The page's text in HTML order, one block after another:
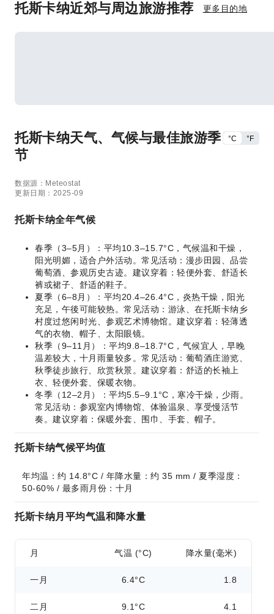
托斯卡纳近郊与周边旅游推荐 更多目的地
托斯卡纳天气、气候与最佳旅游季
节
°C °F
数据源：Meteostat
更新日期：2025-09
托斯卡纳全年气候
春季（3–5月）：平均10.3–15.7°C，气候温和干燥，
阳光明媚，适合户外活动。常见活动：漫步田园、品尝
葡萄酒、参观历史古迹。建议穿着：轻便外套、舒适长
裤或裙子、舒适的鞋子。
夏季（6–8月）：平均20.4–26.4°C，炎热干燥，阳光
充足，午後可能较热。常见活动：游泳、在托斯卡纳乡
村度过悠闲时光、参观艺术博物馆。建议穿着：轻薄透
气的衣物、帽子、太阳眼镜。
秋季（9–11月）：平均9.8–18.7°C，气候宜人，早晚
温差较大，十月雨量较多。常见活动：葡萄酒庄游览、
秋季徒步旅行、欣赏秋景。建议穿着：舒适的长袖上
衣、轻便外套、保暖衣物。
冬季（12–2月）：平均5.5–9.1°C，寒冷干燥，少雨。
常见活动：参观室内博物馆、体验温泉、享受慢活节
奏。建议穿着：保暖外套、围巾、手套、帽子。
托斯卡纳气候平均值
年均温：约 14.8°C / 年降水量：约 35 mm / 夏季湿度：
50-60% / 最多雨月份：十月
托斯卡纳月平均气温和降水量
月 气温 (°C) 降水量(毫米)
一月 6.4°C 1.8
二月 9.1°C 4.1